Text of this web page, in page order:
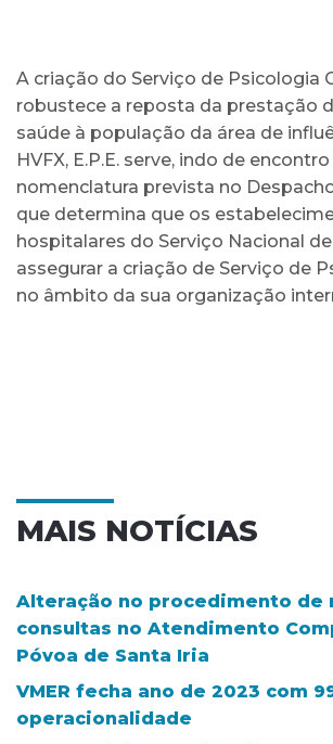
A criação do Serviço de Psicologia
robustece a reposta da prestação
saúde à população da área de
HVFX, E.P.E. serve, indo de encontro
nomenclatura prevista no Despacho
que determina que os
hospitalares do Serviço Nacional
assegurar a criação de Serviço de
no âmbito da sua organização
MAIS NOTÍCIAS
Alteração no procedimento de
consultas no Atendimento
Póvoa de Santa Iria
VMER fecha ano de 2023 com
operacionalidade